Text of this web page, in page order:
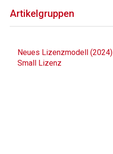
Artikelgruppen
Neues Lizenzmodell (2024)
Small Lizenz